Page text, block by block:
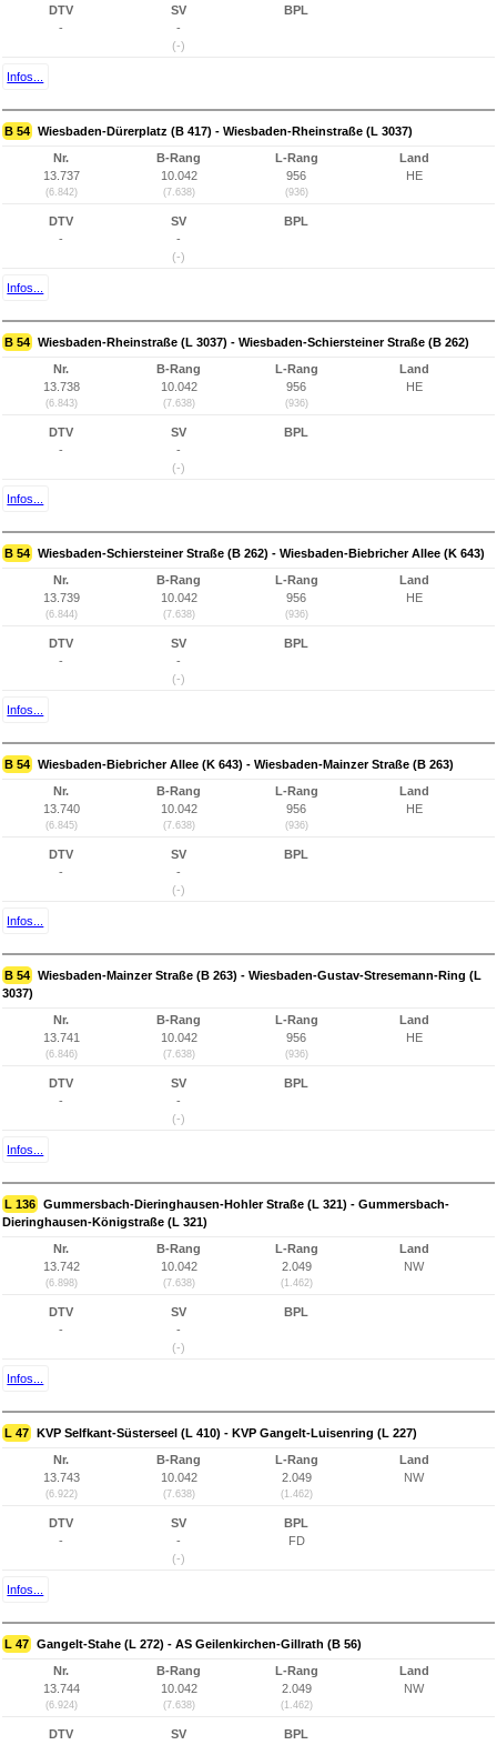
DTV
-
SV
-
(-)
BPL
Infos...
B 54 Wiesbaden-Dürerplatz (B 417) - Wiesbaden-Rheinstraße (L 3037)
Nr.
13.737
(6.842)
B-Rang
10.042
(7.638)
L-Rang
956
(936)
Land
HE
DTV
-
SV
-
(-)
BPL
Infos...
B 54 Wiesbaden-Rheinstraße (L 3037) - Wiesbaden-Schiersteiner Straße (B 262)
Nr.
13.738
(6.843)
B-Rang
10.042
(7.638)
L-Rang
956
(936)
Land
HE
DTV
-
SV
-
(-)
BPL
Infos...
B 54 Wiesbaden-Schiersteiner Straße (B 262) - Wiesbaden-Biebricher Allee (K 643)
Nr.
13.739
(6.844)
B-Rang
10.042
(7.638)
L-Rang
956
(936)
Land
HE
DTV
-
SV
-
(-)
BPL
Infos...
B 54 Wiesbaden-Biebricher Allee (K 643) - Wiesbaden-Mainzer Straße (B 263)
Nr.
13.740
(6.845)
B-Rang
10.042
(7.638)
L-Rang
956
(936)
Land
HE
DTV
-
SV
-
(-)
BPL
Infos...
B 54 Wiesbaden-Mainzer Straße (B 263) - Wiesbaden-Gustav-Stresemann-Ring (L
3037)
Nr.
13.741
(6.846)
B-Rang
10.042
(7.638)
L-Rang
956
(936)
Land
HE
DTV
-
SV
-
(-)
BPL
Infos...
L 136 Gummersbach-Dieringhausen-Hohler Straße (L 321) - Gummersbach-
Dieringhausen-Königstraße (L 321)
Nr.
13.742
(6.898)
B-Rang
10.042
(7.638)
L-Rang
2.049
(1.462)
Land
NW
DTV
-
SV
-
(-)
BPL
Infos...
L 47 KVP Selfkant-Süsterseel (L 410) - KVP Gangelt-Luisenring (L 227)
Nr.
13.743
(6.922)
B-Rang
10.042
(7.638)
L-Rang
2.049
(1.462)
Land
NW
DTV
-
SV
-
(-)
BPL
FD
Infos...
L 47 Gangelt-Stahe (L 272) - AS Geilenkirchen-Gillrath (B 56)
Nr.
13.744
(6.924)
B-Rang
10.042
(7.638)
L-Rang
2.049
(1.462)
Land
NW
DTV
SV
BPL